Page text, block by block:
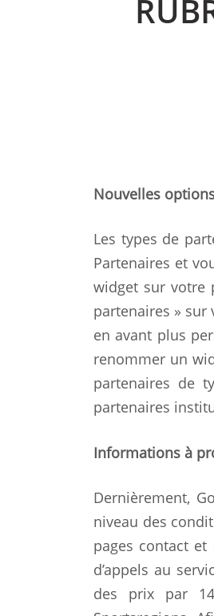
Nouvelles
Les types de
Partenaires et
widget sur votre
partenaires »
en avant plus
renommer un
partenaires de
partenaires
Informations à
Dernièrement,
niveau des
pages contact
d’appels au
des prix par